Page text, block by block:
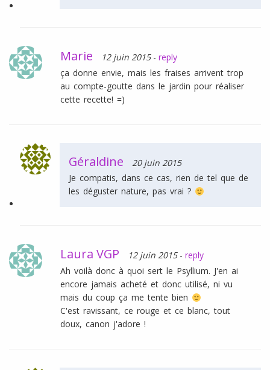
Marie 12 juin 2015 - reply
ça donne envie, mais les fraises arrivent trop
au compte-goutte dans le jardin pour réaliser
cette recette! =)
Géraldine
20 juin 2015
Je compatis, dans ce cas, rien de tel que de
les déguster nature, pas vrai ?
Laura VGP 12 juin 2015 - reply
Ah voilà donc à quoi sert le Psyllium. J'en ai
encore jamais acheté et donc utilisé, ni vu
mais du coup ça me tente bien
C'est ravissant, ce rouge et ce blanc, tout
doux, canon j'adore !